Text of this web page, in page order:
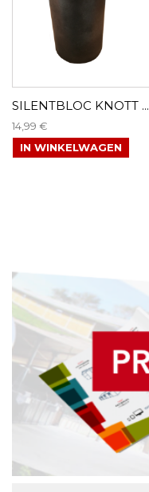
SILENTBLOC KNOTT ...
14,99 €
IN WINKELWAGEN